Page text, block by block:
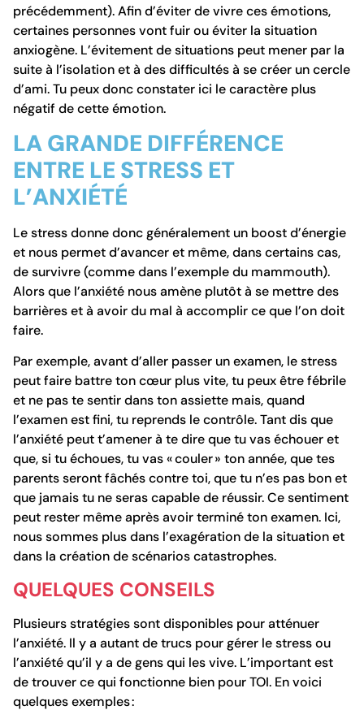
précédemment). Afin d’éviter de vivre ces émotions,
certaines personnes vont fuir ou éviter la situation
anxiogène. L’évitement de situations peut mener par la
suite à l’isolation et à des difficultés à se créer un cercle
d’ami. Tu peux donc constater ici le caractère plus
négatif de cette émotion.
LA GRANDE DIFFÉRENCE
ENTRE LE STRESS ET
L’ANXIÉTÉ
Le stress donne donc généralement un boost d’énergie
et nous permet d’avancer et même, dans certains cas,
de survivre (comme dans l’exemple du mammouth).
Alors que l’anxiété nous amène plutôt à se mettre des
barrières et à avoir du mal à accomplir ce que l’on doit
faire.
Par exemple, avant d’aller passer un examen, le stress
peut faire battre ton cœur plus vite, tu peux être fébrile
et ne pas te sentir dans ton assiette mais, quand
l’examen est fini, tu reprends le contrôle. Tant dis que
l’anxiété peut t’amener à te dire que tu vas échouer et
que, si tu échoues, tu vas « couler » ton année, que tes
parents seront fâchés contre toi, que tu n’es pas bon et
que jamais tu ne seras capable de réussir. Ce sentiment
peut rester même après avoir terminé ton examen. Ici,
nous sommes plus dans l’exagération de la situation et
dans la création de scénarios catastrophes.
QUELQUES CONSEILS
Plusieurs stratégies sont disponibles pour atténuer
l’anxiété. Il y a autant de trucs pour gérer le stress ou
l’anxiété qu’il y a de gens qui les vive. L’important est
de trouver ce qui fonctionne bien pour TOI. En voici
quelques exemples :